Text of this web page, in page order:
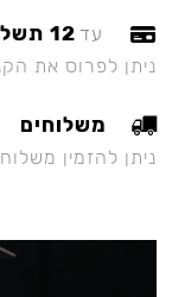
עד 12 תשלומים
ניתן לפרוס את
משלוחים
ניתן להזמין